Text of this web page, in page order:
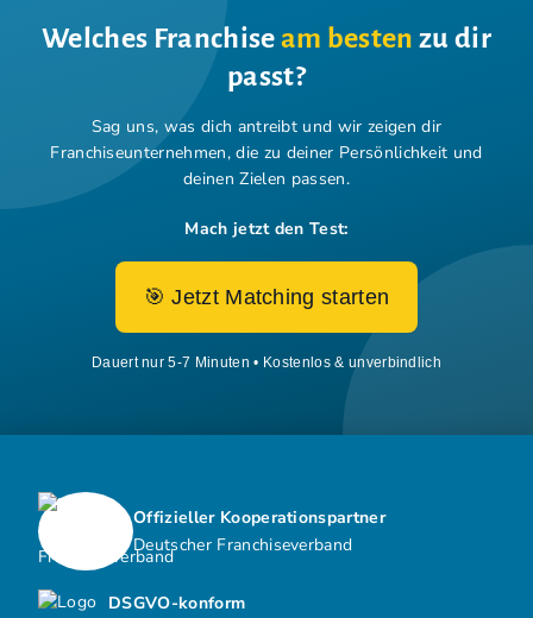
Welches Franchiseam besten zu dir
passt?
Sag uns, was dich antreibt und wir zeigen dir
Franchiseunternehmen, die zu deiner Persönlichkeit und
deinen Zielen passen.
Mach jetzt den Test:
🎯 Jetzt Matching starten
Dauert nur 5-7 Minuten • Kostenlos & unverbindlich
DSGVO-konform
Offizieller Kooperationspartner
Deutscher Franchiseverband